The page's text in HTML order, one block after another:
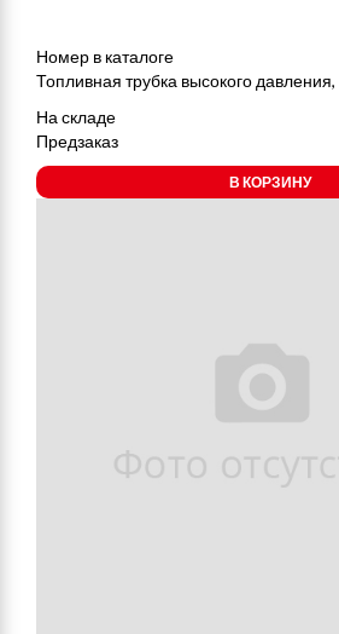
Номер в каталоге
Топливная трубка высокого
На складе
Предзаказ
В КОРЗИНУ